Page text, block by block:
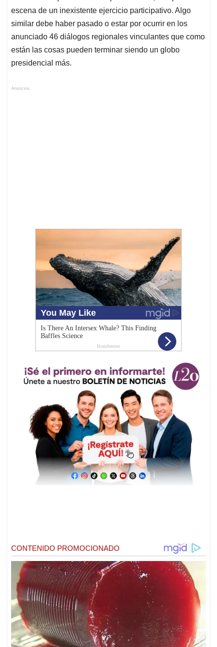
escena de un inexistente ejercicio participativo. Algo
similar debe haber pasado o estar por ocurrir en los
anunciado 46 diálogos regionales vinculantes que como
están las cosas pueden terminar siendo un globo
presidencial más.
Anuncios.